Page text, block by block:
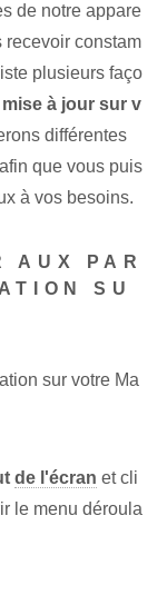
de notre appare
recevoir constam
plusieurs faço
à jour sur v
différentes
afin que vous puis
à vos besoins.
AUX PAR
SU
sur votre Ma
de l'écran et cli
le menu déroula